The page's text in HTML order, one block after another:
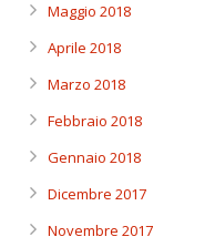
Maggio 2018
Aprile 2018
Marzo 2018
Febbraio 2018
Gennaio 2018
Dicembre 2017
Novembre 2017